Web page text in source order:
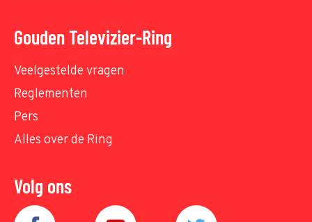
Gouden Televizier-Ring
Veelgestelde vragen
Reglementen
Pers
Alles over de Ring
Volg ons